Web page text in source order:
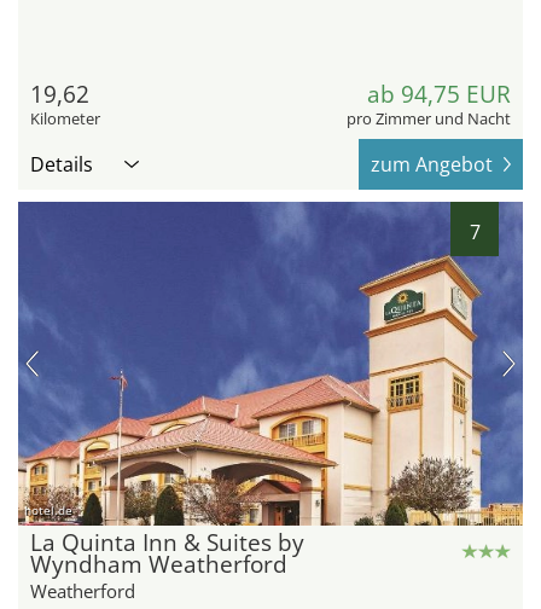
19,62
Kilometer
ab 94,75 EUR
pro Zimmer und Nacht
Details zum Angebot
7
hotel.de
La Quinta Inn & Suites by
Wyndham Weatherford
Weatherford